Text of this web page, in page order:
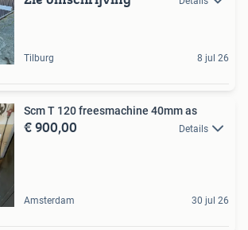
Tilburg 8 jul 26
Scm T 120 freesmachine 40mm as
€ 900,00 Details
Amsterdam 30 jul 26